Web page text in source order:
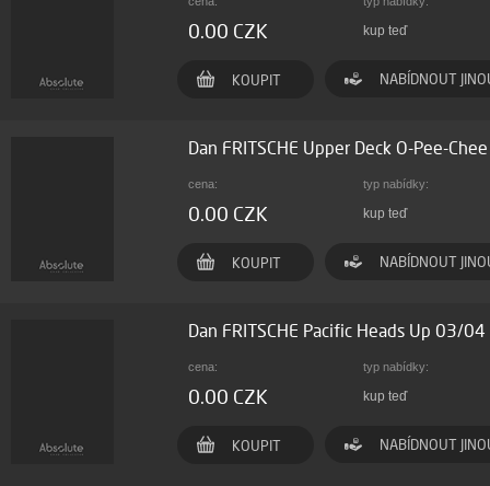
0.00 CZK kup teď
KOUPIT NABÍDNOUT
Dan FRITSCHE Upper Deck O-Pee-
cena: typ nabídky:
0.00 CZK kup teď
KOUPIT NABÍDNOUT
Dan FRITSCHE Pacific Heads Up 03/
cena: typ nabídky:
0.00 CZK kup teď
KOUPIT NABÍDNOUT